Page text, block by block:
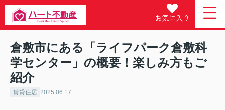
お気に入り
倉敷市にある「ライフパーク倉敷科
学センター」の概要！楽しみ方もご
紹介
賃貸住居 2025.06.17